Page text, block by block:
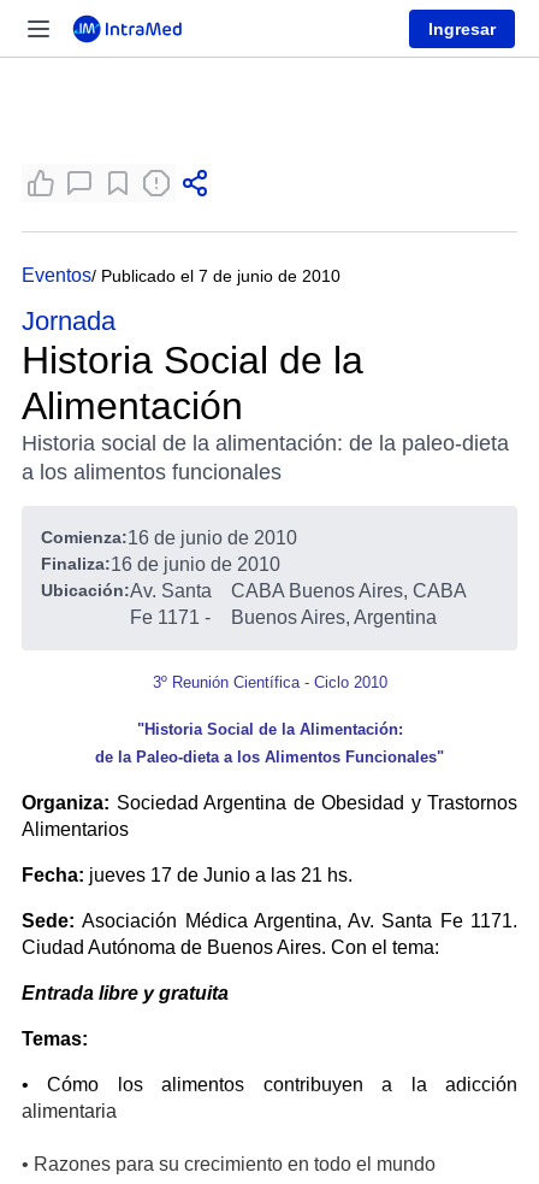
Ingresar
Eventos/ Publicado el 7 de junio de 2010
Jornada
Historia Social de la
Alimentación
Historia social de la alimentación: de la paleo-dieta
a los alimentos funcionales
Comienza:16 de junio de 2010
Finaliza:16 de junio de 2010
Ubicación:Av. Santa
Fe 1171 -
CABA Buenos Aires, CABA
Buenos Aires, Argentina
3º Reunión Científica - Ciclo 2010
"Historia Social de la Alimentación:
de la Paleo-dieta a los Alimentos Funcionales"
Organiza: Sociedad Argentina de Obesidad y Trastornos
Alimentarios
Fecha: jueves 17 de Junio a las 21 hs.
Sede:Asociación Médica Argentina, Av. Santa Fe 1171.
Ciudad Autónoma de Buenos Aires. Con el tema:
Entrada libre y gratuita
Temas:
• Cómo los alimentos contribuyen a la adicción
alimentaria
• Razones para su crecimiento en todo el mundo